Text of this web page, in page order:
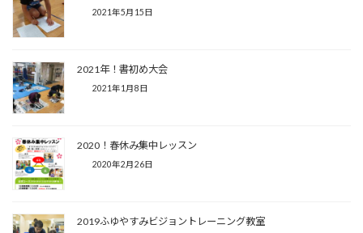
2021年5月15日
2021年！書初め大会
2021年1月8日
2020！春休み集中レッスン
2020年2月26日
2019ふゆやすみビジョントレーニング教室